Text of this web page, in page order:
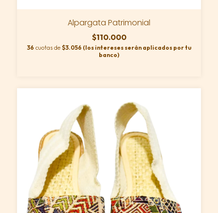
Alpargata Patrimonial
$110.000
36 cuotas de $3.056 (los intereses serán aplicados por tu
banco)